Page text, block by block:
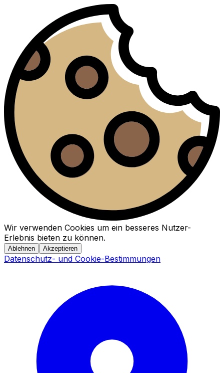
Wir verwenden Cookies um ein besseres Nutzer-
Erlebnis bieten zu können.
Ablehnen Akzeptieren
Datenschutz- und Cookie-Bestimmungen